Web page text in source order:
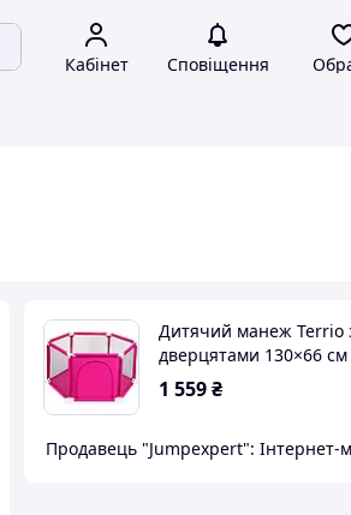
Кабінет Сповіщення
Дитячий манеж Terrio
дверцятами 130×66
1 559₴
Продавець "Jumpexpert": Інтернет-